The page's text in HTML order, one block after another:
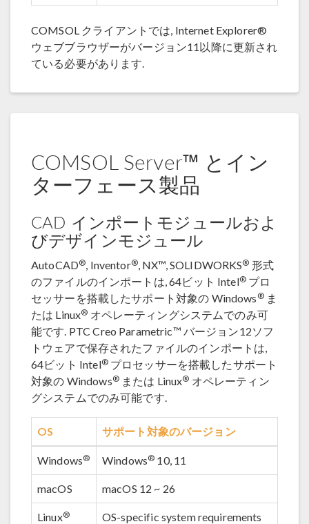
COMSOL クライアントでは, Internet Explorer®
ウェブブラウザーがバージョン11以降に更新され
ている必要があります.
COMSOL Server™ とイン
ターフェース製品
CAD インポートモジュールおよ
びデザインモジュール
AutoCAD®, Inventor®, NX™, SOLIDWORKS® 形式
のファイルのインポートは, 64ビット Intel®プロ
セッサーを搭載したサポート対象の Windows ®ま
たは Linux® オペレーティングシステムでのみ可
能です. PTC Creo Parametric™ バージョン12ソフ
トウェアで保存されたファイルのインポートは,
64ビット Intel®プロセッサーを搭載したサポート
対象の Windows®または Linux® オペレーティン
グシステムでのみ可能です.
OS サポート対象のバージョン
Windows® Windows® 10, 11
macOS macOS 12 ~ 26
Linux® OS-specific system requirements